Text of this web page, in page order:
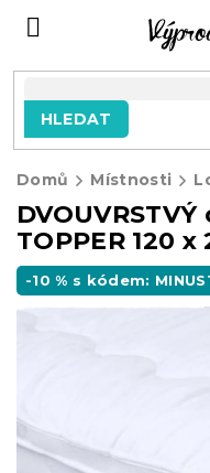
HLEDAT
Domů Místnosti
TOPPER 120 x
-10 % s kódem: